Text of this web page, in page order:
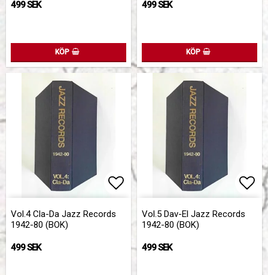
499 SEK
KÖP
499 SEK
KÖP
Lägg till i favoritlistan
Lägg till i favoritlistan
Vol.4 Cla-Da Jazz Records
1942-80 (BOK)
499 SEK
Vol.5 Dav-El Jazz Records
1942-80 (BOK)
499 SEK